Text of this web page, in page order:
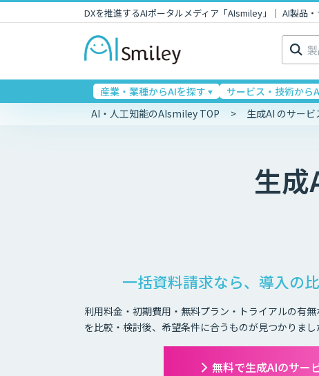
DXを推進するAIポータルメディア「AIsmiley」｜ AI製品
検
索:
産業・業種からAIを探す サービス・技術から
AI・人工知能のAIsmiley TOP 生成AI のサービ
生成
一括資料請求なら、導入の
利用料金・初期費用・無料プラン・トライアルの有
を比較・検討後、希望条件に合うものが見つかりま
無料で生成AIのサー